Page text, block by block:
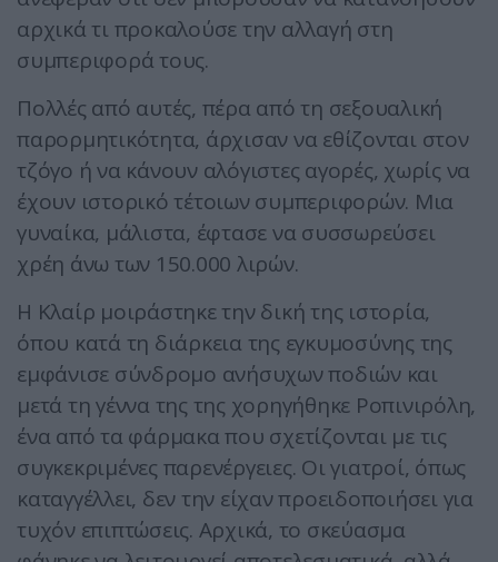
αρχικά τι προκαλούσε την αλλαγή στη
συμπεριφορά τους.
Πολλές από αυτές, πέρα από τη σεξουαλική
παρορμητικότητα, άρχισαν να εθίζονται στον
τζόγο ή να κάνουν αλόγιστες αγορές, χωρίς να
έχουν ιστορικό τέτοιων συμπεριφορών. Μια
γυναίκα, μάλιστα, έφτασε να συσσωρεύσει
χρέη άνω των 150.000 λιρών.
Η Κλαίρ μοιράστηκε την δική της ιστορία,
όπου κατά τη διάρκεια της εγκυμοσύνης της
εμφάνισε σύνδρομο ανήσυχων ποδιών και
μετά τη γέννα της της χορηγήθηκε Ροπινιρόλη,
ένα από τα φάρμακα που σχετίζονται με τις
συγκεκριμένες παρενέργειες. Οι γιατροί, όπως
καταγγέλλει, δεν την είχαν προειδοποιήσει για
τυχόν επιπτώσεις. Αρχικά, το σκεύασμα